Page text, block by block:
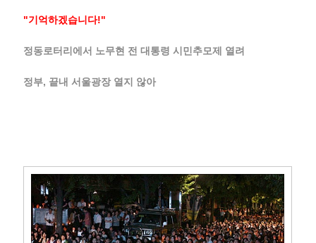
"기억하겠습니다!"
정동로터리에서 노무현 전 대통령 시민추모제 열려
정부, 끝내 서울광장 열지 않아